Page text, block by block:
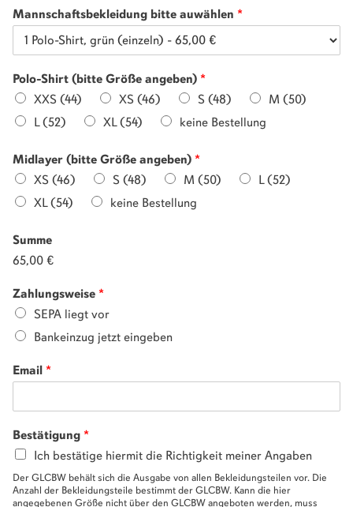
Mannschaftsbekleidung bitte auwählen *
Polo-Shirt (bitte Größe angeben) *
XXS (44)
XS (46) S (48)
M (50)
L (52)
XL (54) keine Bestellung
Midlayer (bitte Größe angeben) *
XS (46)
S (48) M (50)
L (52)
XL (54)
keine Bestellung
Summe
65,00 €
Zahlungsweise *
SEPA liegt vor
Bankeinzug jetzt eingeben
Email *
Bestätigung *
Ich bestätige hiermit die Richtigkeit meiner Angaben
Der GLCBW behält sich die Ausgabe von allen Bekleidungsteilen vor. Die
Anzahl der Bekleidungsteile bestimmt der GLCBW. Kann die hier
angegebenen Größe nicht über den GLCBW angeboten werden, muss